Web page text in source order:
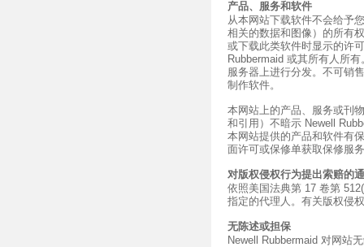
产品、服务和软件
从本网站下载软件不会给予
相关的数据和图像）的所有
或下载此类软件时显示的许
Rubbermaid 或其所有人所
服务器上进行分发。不可销
制作软件。
本网站上的产品、服务或刊
和引用）不暗示 Newell
本网站提供的产品和软件有
面许可或保修单获取保修服
对版权侵权行为提出索赔的
依照美国法典第 17 卷第
指定的代理人。有关版权侵
无陈述或担保
Newell Rubbermaid 对网站